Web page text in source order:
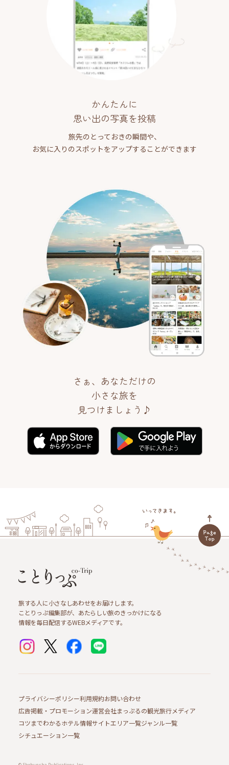
かんたんに
思い出の写真を投稿
旅先のとっておきの瞬間や、
お気に入りのスポットをアップすることができます
さぁ、あなただけの
小さな旅を
見つけましょう♪
旅する人に小さなしあわせをお届けします。
ことりっぷ編集部が、あたらしい旅のきっかけになる
情報を毎日配信するWEBメディアです。
プライバシーポリシー利用規約お問い合わせ
広告掲載・プロモーション運営会社まっぷるの観光旅行メディア
コツまでわかるホテル情報サイトエリア一覧ジャンル一覧
シチュエーション一覧